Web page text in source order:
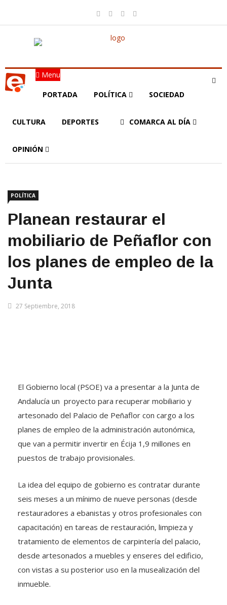
Menu
PORTADA POLÍTICA SOCIEDAD
CULTURA DEPORTES COMARCA AL DÍA
OPINIÓN
POLÍTICA
Planean restaurar el
mobiliario de Peñaflor con
los planes de empleo de la
Junta
27 Septiembre, 2018
El Gobierno local (PSOE) va a presentar a la Junta de
Andalucía un proyecto para recuperar mobiliario y
artesonado del Palacio de Peñaflor con cargo a los
planes de empleo de la administración autonómica,
que van a permitir invertir en Écija 1,9 millones en
puestos de trabajo provisionales.
La idea del equipo de gobierno es contratar durante
seis meses a un mínimo de nueve personas (desde
restauradores a ebanistas y otros profesionales con
capacitación) en tareas de restauración, limpieza y
tratamiento de elementos de carpintería del palacio,
desde artesonados a muebles y enseres del edificio,
con vistas a su posterior uso en la musealización del
inmueble.